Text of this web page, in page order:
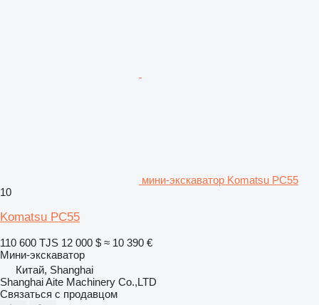
мини-экскаватор Komatsu PC55
10
Komatsu PC55
110 600 TJS 12 000 $ ≈ 10 390 €
Мини-экскаватор
Китай, Shanghai
Shanghai Aite Machinery Co.,LTD
Связаться с продавцом